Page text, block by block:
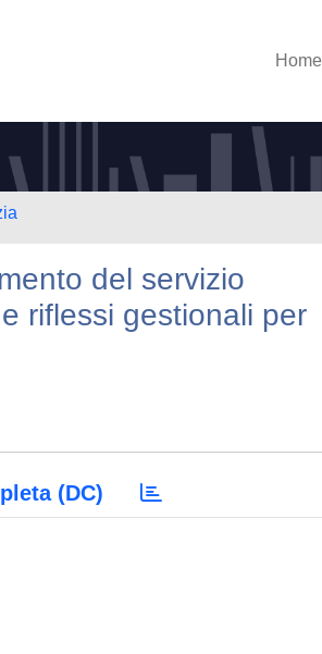
Home
del servizio
riflessi gestionali per
(DC)